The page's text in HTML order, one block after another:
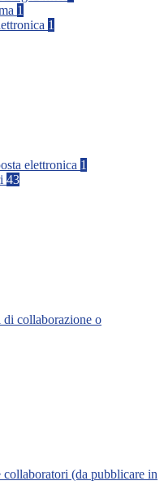
1
1
elettronica 1
43
collaborazione o
collaboratori (da pubblicare in